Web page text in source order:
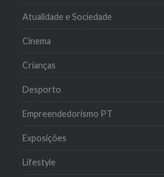
Atualidade e Sociedade
Cinema
Crianças
Desporto
Empreendedorismo PT
Exposições
Lifestyle